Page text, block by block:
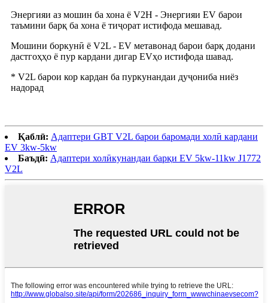
Энергияи аз мошин ба хона ё V2H - Энергияи EV барои
таъмини барқ ​​ба хона ё тиҷорат истифода мешавад.
Мошини боркунӣ ё V2L - EV метавонад барои барқ ​​додани
дастгоҳҳо ё пур кардани дигар EVҳо истифода шавад.
* V2L барои кор кардан ба пуркунандаи дуҷониба ниёз
надорад
Қаблӣ: Адаптери GBT V2L барои баромади холӣ кардани
EV 3kw-5kw
Баъдӣ: Адаптери холӣкунандаи барқи EV 5kw-11kw J1772
V2L